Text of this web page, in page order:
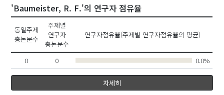
'Baumeister, R. F.'의 연구자 점유율
동일주제
총논문수
주제별
연구자
총논문수
연구자점유율(주제별 연구자점유율의 평균)
0 0 0.0%
자세히